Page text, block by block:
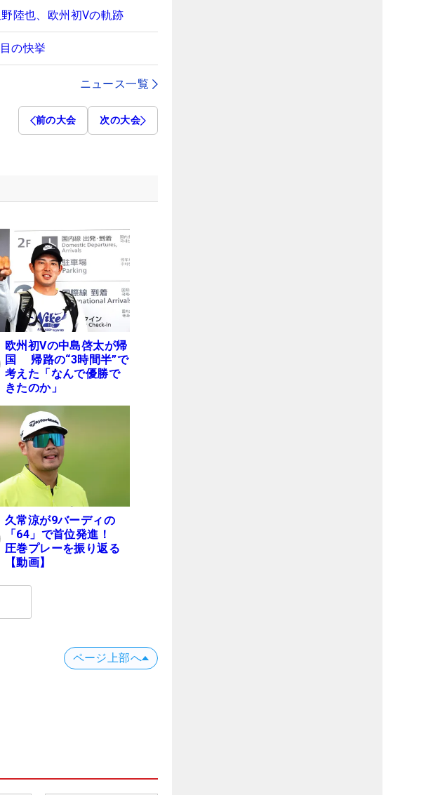
陸也、欧州初Vの軌跡
の快挙
ニュース一覧
前の大会 次の大会
欧州初Vの中島啓太が帰
国 帰路の“3時間半”で
考えた「なんで優勝で
きたのか」
久常涼が9バーディの
「64」で首位発進！
圧巻プレーを振り返る
【動画】
ページ上部へ